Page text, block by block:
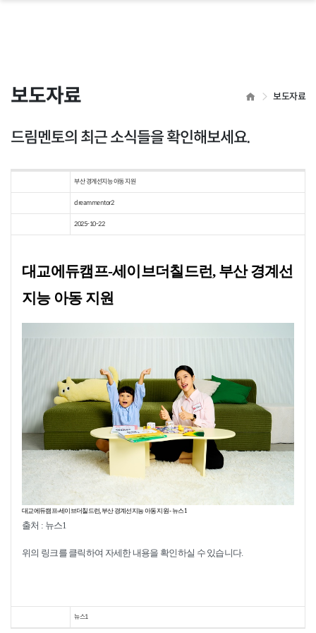
보도자료 HOME보도자료
드림멘토의 최근 소식들을 확인해보세요.
부산 경계선지능 아동 지원
dreammentor2
2025-10-22
대교에듀캠프-세이브더칠드런, 부산 경계선
지능 아동 지원
대교에듀캠프-세이브더칠드런, 부산 경계선지능 아동 지원 - 뉴스1
출처 : 뉴스1
위의 링크를 클릭하여 자세한 내용을 확인하실 수 있습니다.
뉴스1